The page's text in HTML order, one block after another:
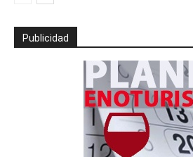
Publicidad